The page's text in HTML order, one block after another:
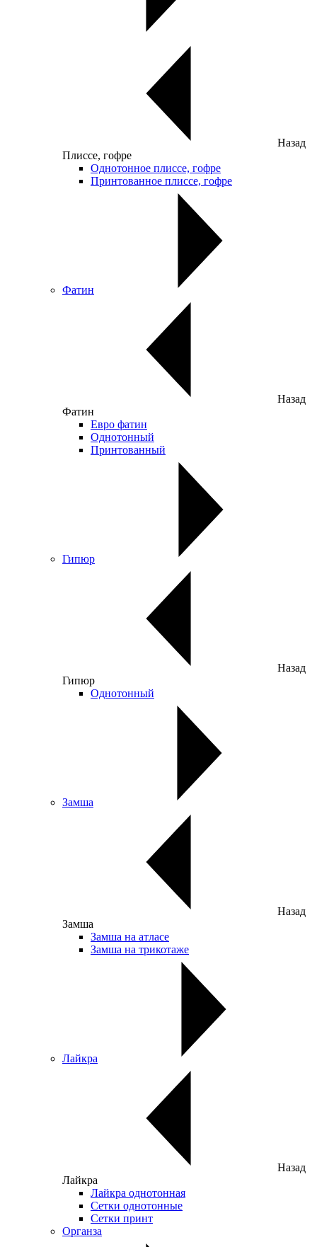
Назад
Плиссе, гофре
Однотонное плиссе, гофре
Принтованное плиссе, гофре
Фатин
Назад
Фатин
Евро фатин
Однотонный
Принтованный
Гипюр
Назад
Гипюр
Однотонный
Замша
Назад
Замша
Замша на атласе
Замша на трикотаже
Лайкра
Назад
Лайкра
Лайкра однотонная
Сетки однотонные
Сетки принт
Органза